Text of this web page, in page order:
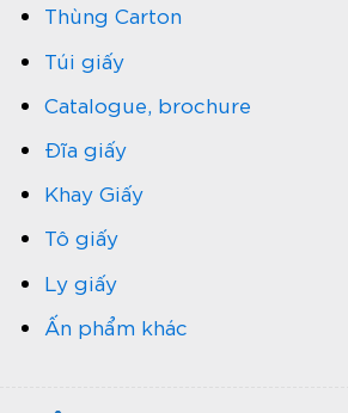
Thùng Carton
Túi giấy
Catalogue, brochure
Đĩa giấy
Khay Giấy
Tô giấy
Ly giấy
Ấn phẩm khác